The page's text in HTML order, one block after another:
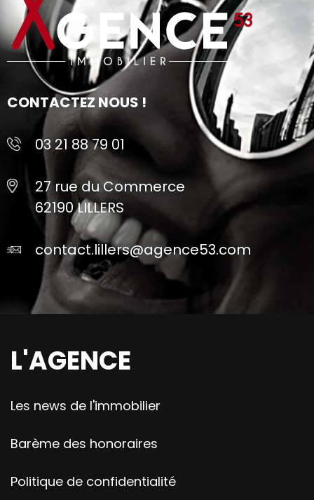
CONTACTEZ NOUS !
03 21 88 79 01
27 rue du Commerce
62190 LILLERS
contact.lillers@agence53.com
L'AGENCE
Les news de l'immobilier
Barème des honoraires
Politique de confidentialité